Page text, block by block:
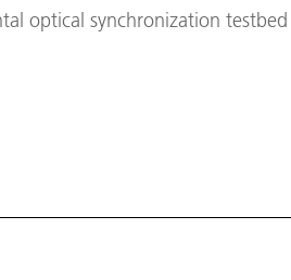
optical synchronization testbed